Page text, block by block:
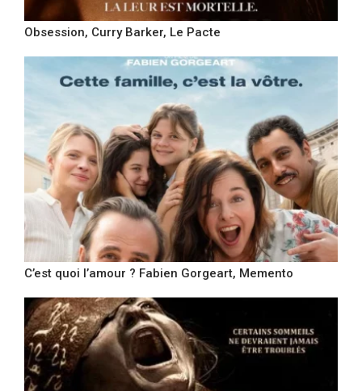
Obsession, Curry Barker, Le Pacte
C’est quoi l’amour ? Fabien Gorgeart, Memento